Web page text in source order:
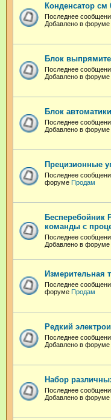
Конденсатор см
Последнее
Добавлено в форуме
Блок
Последнее
Добавлено в форуме
Блок
Последнее
Добавлено в форуме
Прецизионные
Последнее
форуме Продам
Бесперебойник
команды с
Последнее
Добавлено в форуме
Измерительная
Последнее
форуме Продам
Редкий
Последнее
Добавлено в форуме
Набор
Последнее
Добавлено в форуме